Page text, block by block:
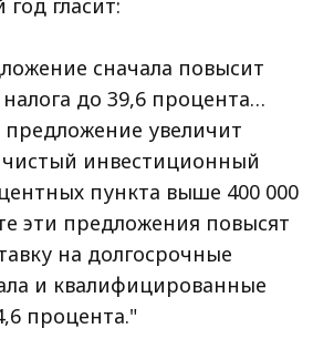
гласит:
сначала повысит
до 39,6 процента…
увеличит
чистый инвестиционный
пункта выше 400 000
эти предложения повысят
на долгосрочные
и квалифицированные
процента."